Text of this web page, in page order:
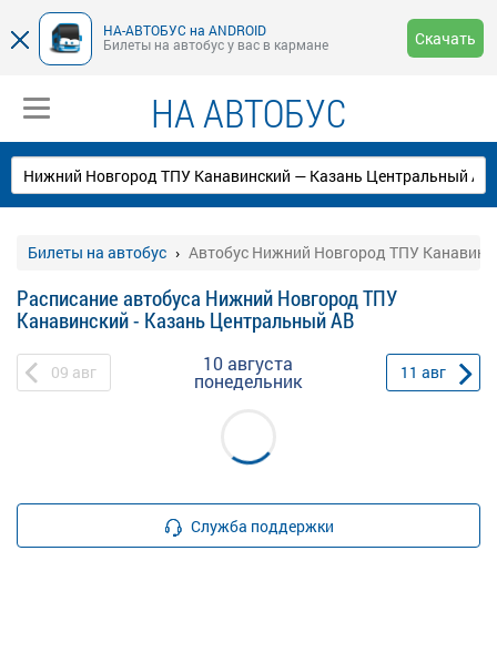
НА-АВТОБУС на ANDROID
Билеты на автобус у вас в кармане
Скачать
НА АВТОБУС
Билеты на автобус Автобус Нижний Новгород ТПУ
Расписание автобуса Нижний Новгород ТПУ
Канавинский - Казань Центральный АВ
09 авг 10 августа
понедельник 11 авг
Служба поддержки